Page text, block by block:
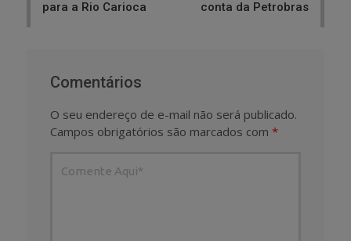
para a Rio Carioca conta da Petrobras
Comentários
O seu endereço de e-mail não será publicado.
Campos obrigatórios são marcados com *